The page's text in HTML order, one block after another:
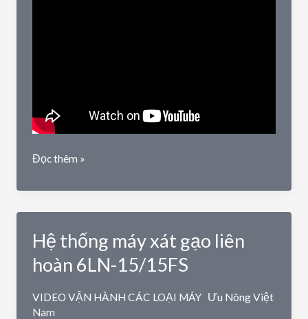
Máy
gạo
năng
A3200-
CH
Đọc thêm »
Hệ thống máy xát gạo liên
hoàn 6LN-15/15FS
VIDEO VẬN HÀNH CÁC LOẠI MÁY Ưu Nông Việt
Nam